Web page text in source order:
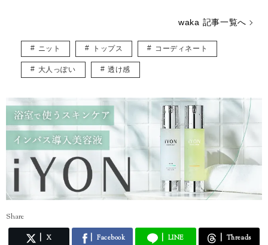
waka 記事一覧へ
ニット トップス コーディネート
大人っぽい 透け感
Share
X Facebook LINE Threads